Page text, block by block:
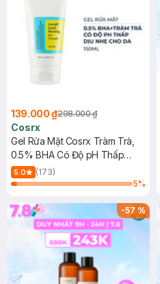
139.000 ₫298.000 ₫
Cosrx
Gel Rửa Mặt Cosrx Tràm Trà,
0.5% BHA Có Độ pH Thấp
150ml
5.0
(173)
5%
-57%